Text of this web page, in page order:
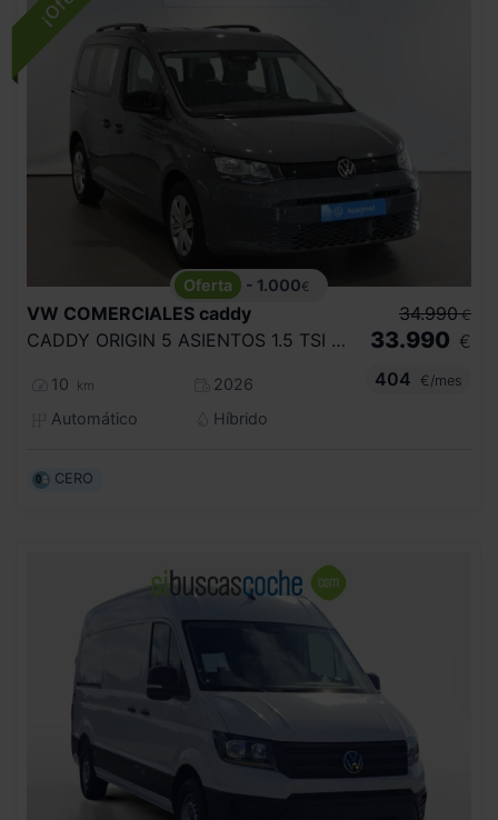
- 1.000€
VW COMERCIALES caddy
CADDY ORIGIN 5 ASIENTOS 1.5 TSI HYBRID 85 KW (116 CV) / 85 KW (116 CV) DSG 6 VEL.
10 km
2026
Automático
Híbrido
34.990 €
33.990 €
404
€/mes
CERO